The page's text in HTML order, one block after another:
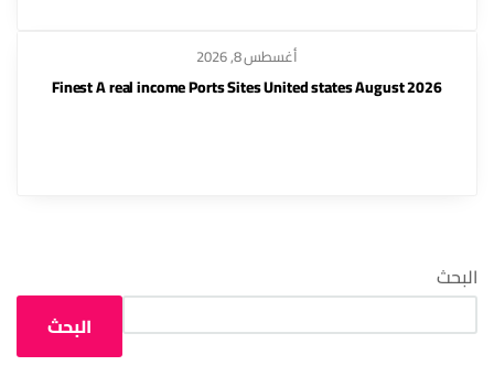
أغسطس 8, 2026
Finest A real income Ports Sites United states August 2026
البحث
البحث